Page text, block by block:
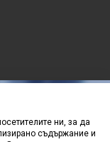
ни, за да
съдържание и